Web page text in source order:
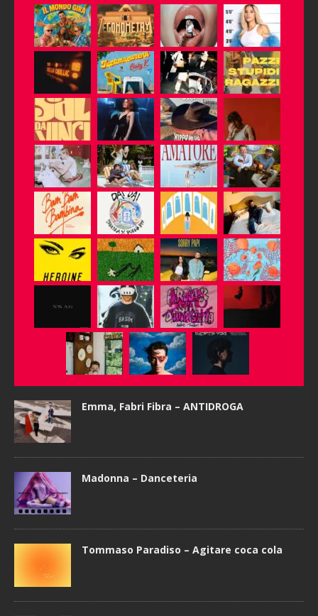
Emma, Fabri Fibra – ANTIDROGA
Madonna – Danceteria
Tommaso Paradiso – Agitare coca cola